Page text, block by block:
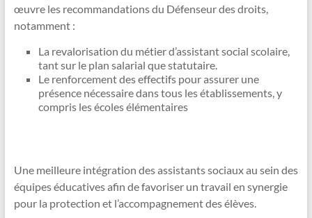
œuvre les recommandations du Défenseur des droits,
notamment :
La revalorisation du métier d’assistant social scolaire,
tant sur le plan salarial que statutaire.
Le renforcement des effectifs pour assurer une
présence nécessaire dans tous les établissements, y
compris les écoles élémentaires
Une meilleure intégration des assistants sociaux au sein des
équipes éducatives afin de favoriser un travail en synergie
pour la protection et l’accompagnement des élèves.